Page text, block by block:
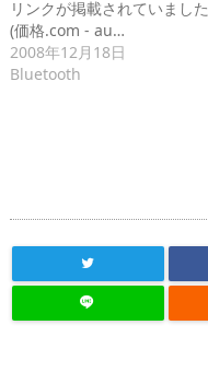
リンクが掲載されていました
(価格.com - au…
2008年12月18日
Bluetooth